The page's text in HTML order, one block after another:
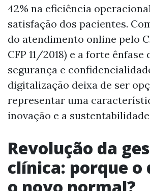
42% na eficiência
satisfação dos pacientes.
do atendimento online pelo
CFP 11/2018) e a forte ênfase
segurança e
digitalização deixa de ser
representar uma
inovação e a
Revolução da
clínica: porque o